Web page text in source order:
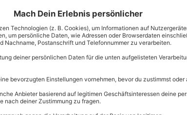
Immer das
Große